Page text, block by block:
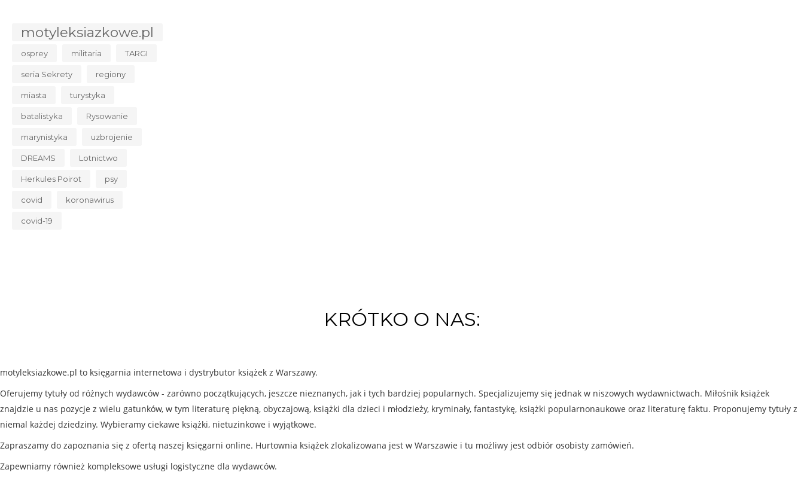
motyleksiazkowe.pl
osprey militaria TARGI
seria Sekrety regiony
miasta turystyka
batalistyka Rysowanie
marynistyka uzbrojenie
DREAMS Lotnictwo
Herkules Poirot psy
covid koronawirus
covid-19
KRÓTKO O NAS:
motyleksiazkowe.pl to księgarnia internetowa i dystrybutor książek z Warszawy.
Oferujemy tytuły od różnych wydawców - zarówno początkujących, jeszcze nieznanych, jak i tych bardziej popularnych. Specjalizujemy się jednak w niszowych wydawnictwach. Miłośnik książek
znajdzie u nas pozycje z wielu gatunków, w tym literaturę piękną, obyczajową, książki dla dzieci i młodzieży, kryminały, fantastykę, książki popularnonaukowe oraz literaturę faktu. Proponujemy tytuły z
niemal każdej dziedziny. Wybieramy ciekawe książki, nietuzinkowe i wyjątkowe.
Zapraszamy do zapoznania się z ofertą naszej księgarni online. Hurtownia książek zlokalizowana jest w Warszawie i tu możliwy jest odbiór osobisty zamówień.
Zapewniamy również kompleksowe usługi logistyczne dla wydawców.